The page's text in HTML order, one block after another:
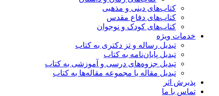
کتاب‌های دینی و مذهبی
کتاب‌های دفاع مقدس
کتاب‌های کودک و نوجوان
خدمات ویژه
تبدیل رساله و تز دکتری به کتاب
تبدیل پایان‌نامه به کتاب
تبدیل جزوه‌های درسی و آموزشی به کتاب
تبدیل مقاله یا مجموعه مقاله‌ها به کتاب
پذیرش اثر
تماس با ما